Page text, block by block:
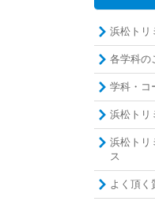
浜松トリ
各学科の
学科・コ
浜松トリ
浜松トリ
ス
よく頂く